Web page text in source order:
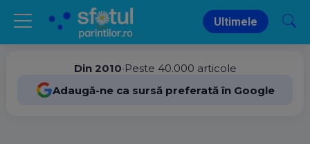
Ultimele
Din 2010•Peste 40.000 articole
Adaugă-ne ca sursă preferată în Google